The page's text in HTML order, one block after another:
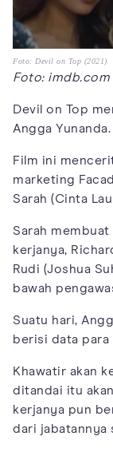
Foto: Devil on Top (2021)
Foto: imdb.com
Devil on Top
Angga Yunanda.
Film ini
marketing
Sarah (Cinta
Sarah membuat
kerjanya,
Rudi (Joshua
bawah
Suatu hari,
berisi data para
Khawatir akan
ditandai itu
kerjanya pun
dari jabatannya